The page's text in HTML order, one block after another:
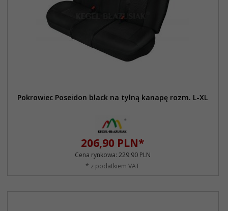
Pokrowiec Poseidon black na tylną kanapę rozm. L-XL
206,90 PLN*
Cena rynkowa: 229.90 PLN
* z podatkiem VAT